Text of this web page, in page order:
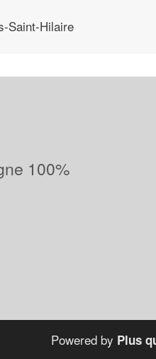
Saint-Hilaire
100%
Powered by Plus